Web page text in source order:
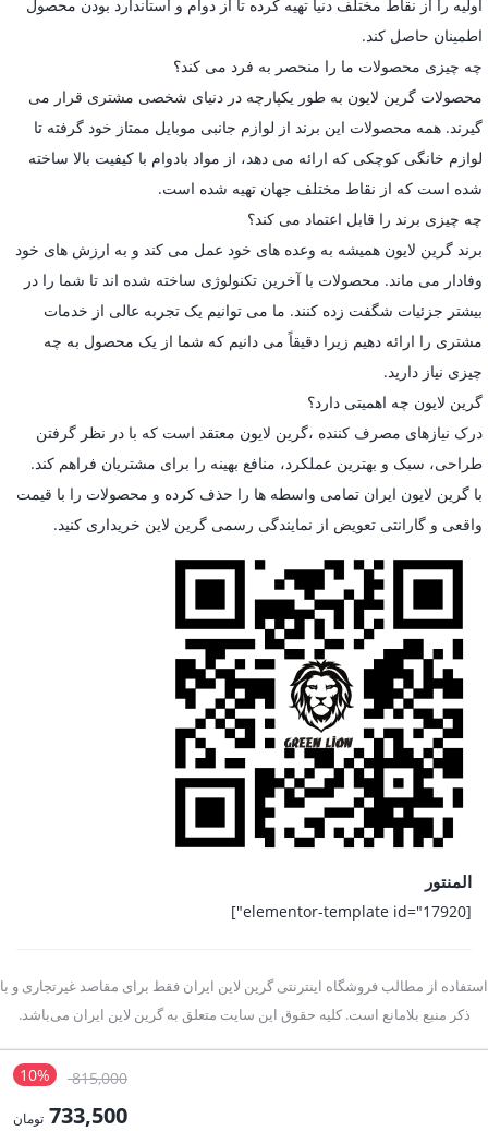
10% 815,000قیمت
اصلی:
733,500 تومان
اولیه را از نقاط مختلف دنیا تهیه کرده تا از دوام و استاندارد بودن محصول
اطمینان حاصل کند.
چه چیزی محصولات ما را منحصر به فرد می کند؟
محصولات گرین لایون به طور یکپارچه در دنیای شخصی مشتری قرار می
گیرند. همه محصولات این برند از لوازم جانبی موبایل ممتاز خود گرفته تا
لوازم خانگی کوچکی که ارائه می دهد، از مواد بادوام با کیفیت بالا ساخته
شده است که از نقاط مختلف جهان تهیه شده است.
چه چیزی برند را قابل اعتماد می کند؟
برند گرین لایون همیشه به وعده های خود عمل می کند و به ارزش های خود
وفادار می ماند. محصولات با آخرین تکنولوژی ساخته شده اند تا شما را در
بیشتر جزئیات شگفت زده کنند. ما می توانیم یک تجربه عالی از خدمات
مشتری را ارائه دهیم زیرا دقیقاً می دانیم که شما از یک محصول به چه
چیزی نیاز دارید.
گرین لایون چه اهمیتی دارد؟
درک نیازهای مصرف کننده ،گرین لایون معتقد است که با در نظر گرفتن
طراحی، سبک و بهترین عملکرد، منافع بهینه را برای مشتریان فراهم کند.
با گرین لایون ایران تمامی واسطه ها را حذف کرده و محصولات را با قیمت
واقعی و گارانتی تعویض از نمایندگی رسمی گرین لاین خریداری کنید.
المنتور
[elementor-template id="17920"]
استفاده از مطالب فروشگاه اینترنتی گرین لاین ایران فقط برای مقاصد غیرتجاری و با
ذکر منبع بلامانع است. کلیه حقوق این سایت متعلق به گرین لاین ایران می‌باشد.